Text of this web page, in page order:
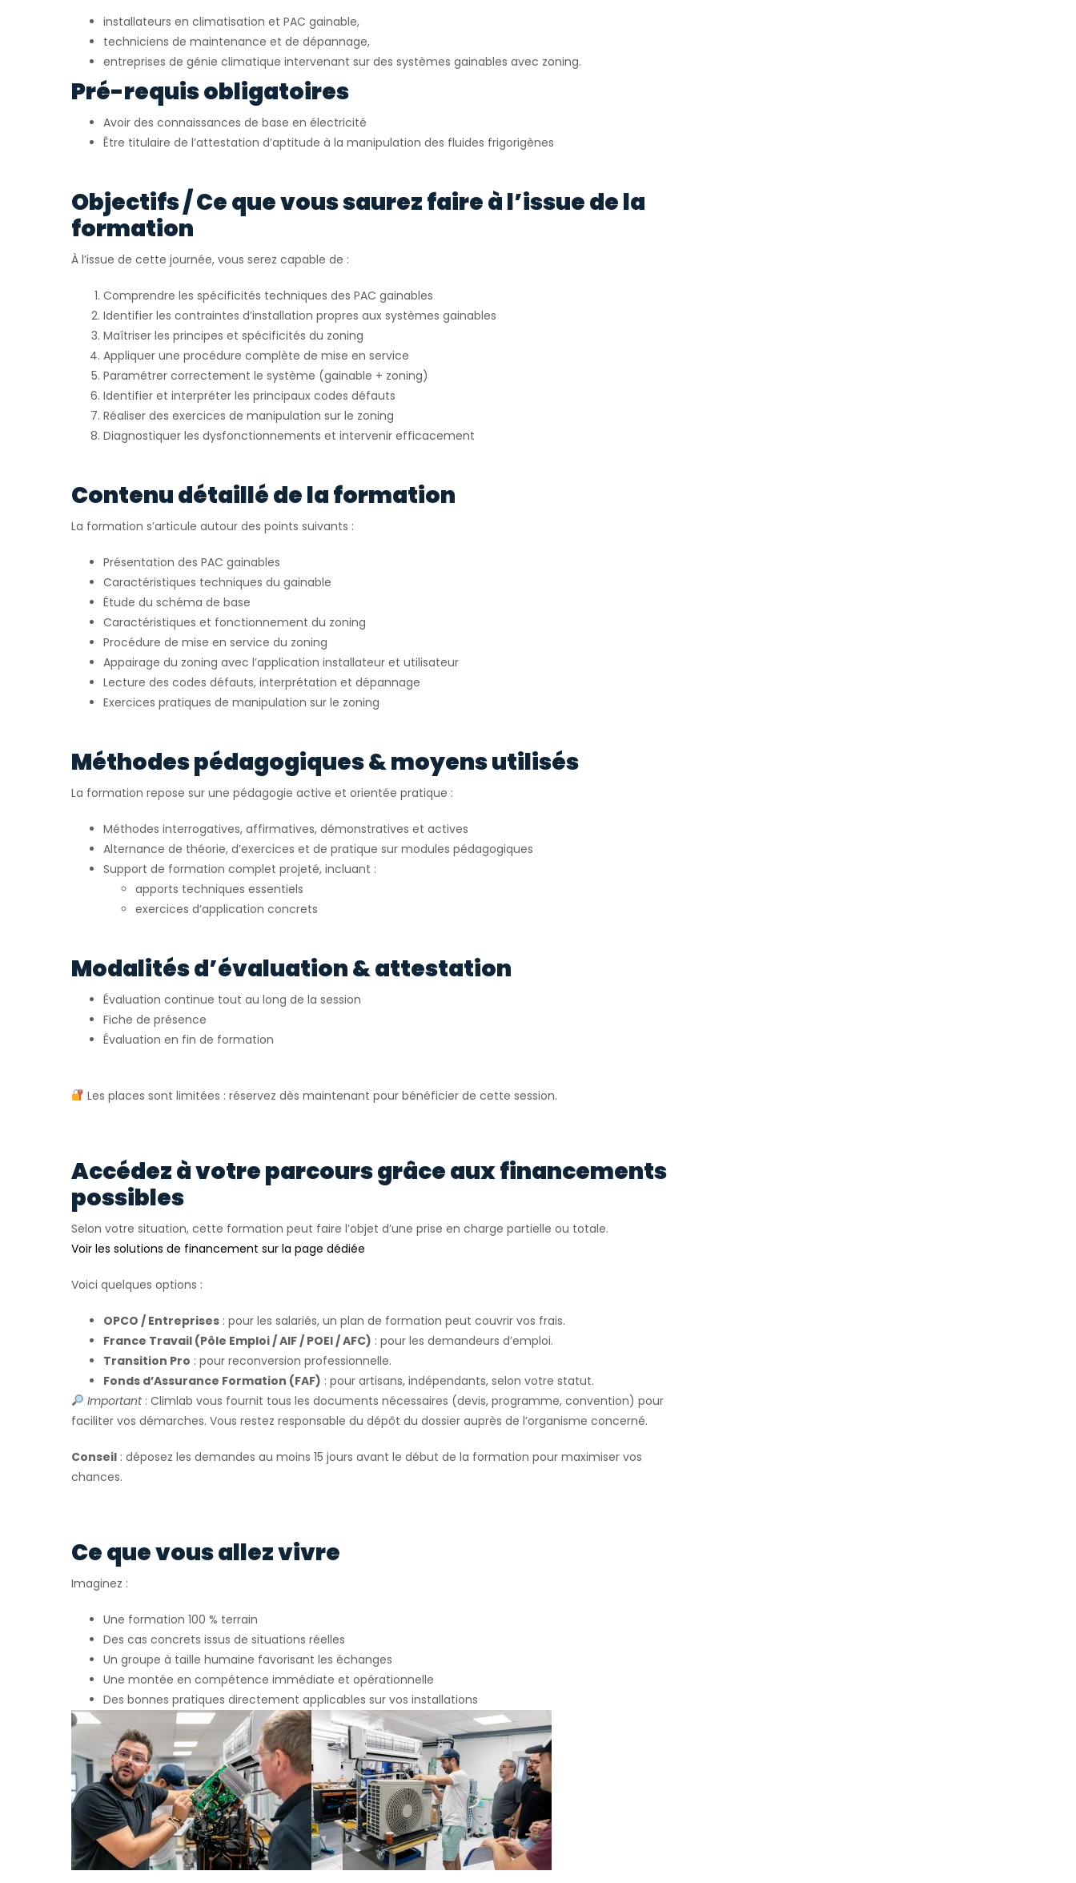
installateurs en climatisation et PAC gainable,
techniciens de maintenance et de dépannage,
entreprises de génie climatique intervenant sur des systèmes gainables avec zoning.
Pré-requis obligatoires
Avoir des connaissances de base en électricité
Être titulaire de l’attestation d’aptitude à la manipulation des fluides frigorigènes
Objectifs / Ce que vous saurez faire à l’issue de la
formation
À l’issue de cette journée, vous serez capable de :
Comprendre les spécificités techniques des PAC gainables
Identifier les contraintes d’installation propres aux systèmes gainables
Maîtriser les principes et spécificités du zoning
Appliquer une procédure complète de mise en service
Paramétrer correctement le système (gainable + zoning)
Identifier et interpréter les principaux codes défauts
Réaliser des exercices de manipulation sur le zoning
Diagnostiquer les dysfonctionnements et intervenir efficacement
Contenu détaillé de la formation
La formation s’articule autour des points suivants :
Présentation des PAC gainables
Caractéristiques techniques du gainable
Étude du schéma de base
Caractéristiques et fonctionnement du zoning
Procédure de mise en service du zoning
Appairage du zoning avec l’application installateur et utilisateur
Lecture des codes défauts, interprétation et dépannage
Exercices pratiques de manipulation sur le zoning
Méthodes pédagogiques & moyens utilisés
La formation repose sur une pédagogie active et orientée pratique :
Méthodes interrogatives, affirmatives, démonstratives et actives
Alternance de théorie, d’exercices et de pratique sur modules pédagogiques
Support de formation complet projeté, incluant :
apports techniques essentiels
exercices d’application concrets
Modalités d’évaluation & attestation
Évaluation continue tout au long de la session
Fiche de présence
Évaluation en fin de formation
Les places sont limitées : réservez dès maintenant pour bénéficier de cette session.
Accédez à votre parcours grâce aux financements
possibles
Selon votre situation, cette formation peut faire l’objet d’une prise en charge partielle ou totale.
Voir les solutions de financement sur la page dédiée
Voici quelques options :
OPCO / Entreprises : pour les salariés, un plan de formation peut couvrir vos frais.
France Travail (Pôle Emploi / AIF / POEI / AFC) : pour les demandeurs d’emploi.
Transition Pro : pour reconversion professionnelle.
Fonds d’Assurance Formation (FAF) : pour artisans, indépendants, selon votre statut.
Important: Climlab vous fournit tous les documents nécessaires (devis, programme, convention) pour
faciliter vos démarches. Vous restez responsable du dépôt du dossier auprès de l’organisme concerné.
Conseil : déposez les demandes au moins 15 jours avant le début de la formation pour maximiser vos
chances.
Ce que vous allez vivre
Imaginez :
Une formation 100 % terrain
Des cas concrets issus de situations réelles
Un groupe à taille humaine favorisant les échanges
Une montée en compétence immédiate et opérationnelle
Des bonnes pratiques directement applicables sur vos installations